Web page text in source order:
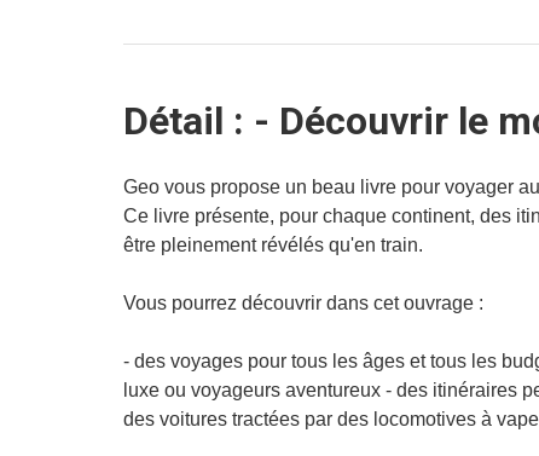
Détail : - Découvrir le
Geo vous propose un beau livre pour voyager
Ce livre présente, pour chaque continent, des
être pleinement révélés qu'en train.
Vous pourrez découvrir dans cet ouvrage :
- des voyages pour tous les âges et tous les
luxe ou voyageurs aventureux - des itinéraires
des voitures tractées par des locomotives à